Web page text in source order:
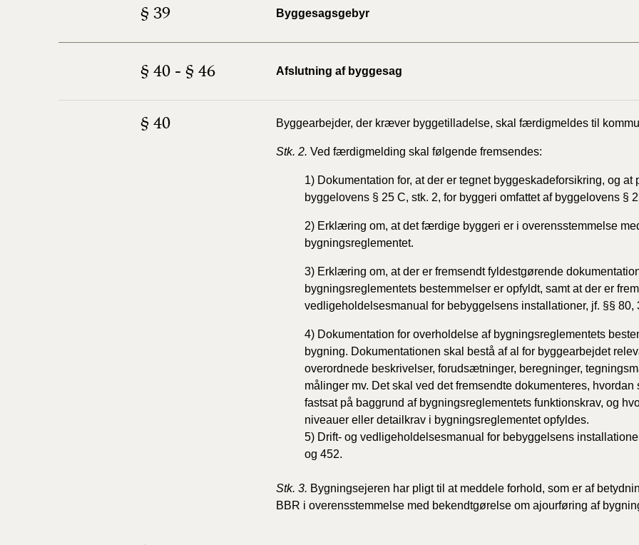
§ 39 Byggesagsgebyr
§ 40 - § 46 Afslutning af byggesag
§ 40 Byggearbejder, der kræver byggetilladelse, skal færdigmeldes til
Stk. 2. Ved færdigmelding skal følgende fremsendes:
1) Dokumentation for, at der er tegnet byggeskadeforsikring, og at
byggelovens § 25 C, stk. 2, for byggeri omfattet af byggelovens §
2) Erklæring om, at det færdige byggeri er i overensstemmelse
bygningsreglementet.
3) Erklæring om, at der er fremsendt fyldestgørende
bygningsreglementets bestemmelser er opfyldt, samt at der er
vedligeholdelsesmanual for bebyggelsens installationer, jf. §§ 80,
4) Dokumentation for overholdelse af bygningsreglementets
bygning. Dokumentationen skal bestå af al for byggearbejdet
overordnede beskrivelser, forudsætninger, beregninger,
målinger mv. Det skal ved det fremsendte dokumenteres,
fastsat på baggrund af bygningsreglementets funktionskrav, og
niveauer eller detailkrav i bygningsreglementet opfyldes.
5) Drift- og vedligeholdelsesmanual for bebyggelsens
og 452.
Stk. 3. Bygningsejeren har pligt til at meddele forhold, som er af
BBR i overensstemmelse med bekendtgørelse om ajourføring af